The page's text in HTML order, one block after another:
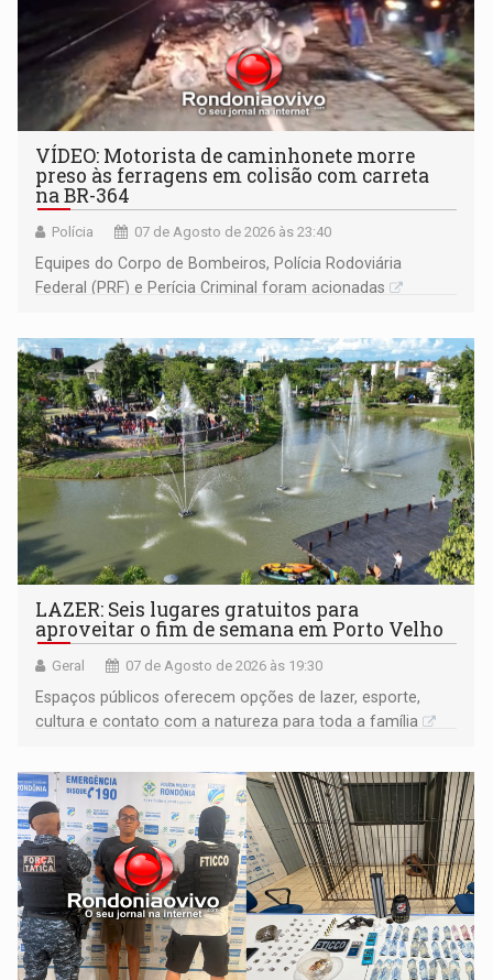
VÍDEO: Motorista de caminhonete morre
preso às ferragens em colisão com carreta
na BR-364
Polícia 07 de Agosto de 2026 às 23:40
Equipes do Corpo de Bombeiros, Polícia Rodoviária
Federal (PRF) e Perícia Criminal foram acionadas
LAZER: Seis lugares gratuitos para
aproveitar o fim de semana em Porto Velho
Geral 07 de Agosto de 2026 às 19:30
Espaços públicos oferecem opções de lazer, esporte,
cultura e contato com a natureza para toda a família